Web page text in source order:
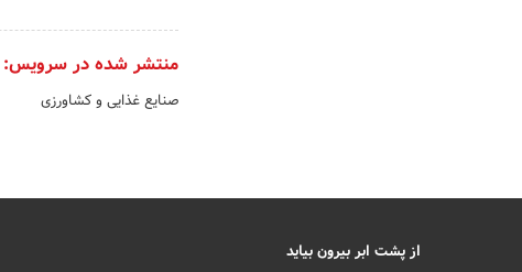
منتشر شده در سرویس:
صنایع غذایی و کشاورزی
از پشت ابر بیرون بیاید